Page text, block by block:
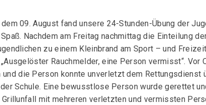
09. August fand unsere 24-Stunden-Übung der
Nachdem am Freitag nachmittag die Einteilung
zu einem Kleinbrand am Sport – und
Rauchmelder, eine Person vermisst“. Vor
die Person konnte unverletzt dem Rettungsdienst
Schule. Eine bewusstlose Person wurde gerettet
mit mehreren verletzten und vermissten